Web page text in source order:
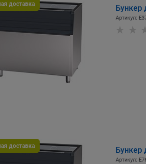
Бункер
Артикул:
доставка
Бункер
Артикул:
доставка